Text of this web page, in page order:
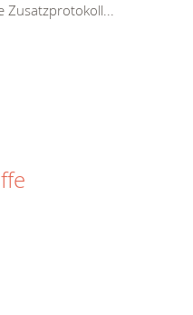
Zusatzprotokoll...